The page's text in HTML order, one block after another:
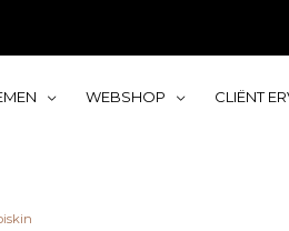
WEBSHOP CLIËNT